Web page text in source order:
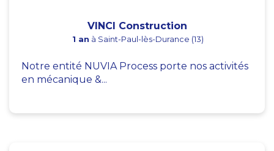
VINCI Construction
1 an à Saint-Paul-lès-Durance (13)
Notre entité NUVIA Process porte nos activités
en mécanique &...